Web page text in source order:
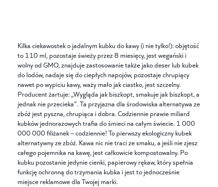
Kilka ciekawostek o jadalnym kubku do kawy (i nie tylko!): objętość
to 110 ml, pozostaje świeży przez 8 miesięcy, jest wegański i
wolny od GMO, znajduje zastosowanie także jako deser lub kubek
do lodów, nadaje się do ciepłych napojów, pozostaje chrupiący
nawet po wypiciu kawy, waży mało jak ciastko, jest szczelny.
Producent żartuje: „Wygląda jak biszkopt, smakuje jak biszkopt, a
jednak nie przecieka”. Ta przyjazna dla środowiska alternatywa ze
zbóż jest pyszna, chrupiąca i dobra. Codziennie prawie miliard
kubków jednorazowych trafia do śmieci na całym świecie. 1 000
000 000 filiżanek – codziennie! To pierwszy ekologiczny kubek
alternatywny ze zbóż. Kawa nic nie traci ze smaku, a jeśli nie zjesz
całego pojemnika na kawę, jest całkowicie kompostowalny. Po
kubku pozostanie jedynie cienki, papierowy rękaw, który spełnia
funkcję ochronną do trzymania kubka i jest to jednocześnie
miejsce reklamowe dla Twojej marki.